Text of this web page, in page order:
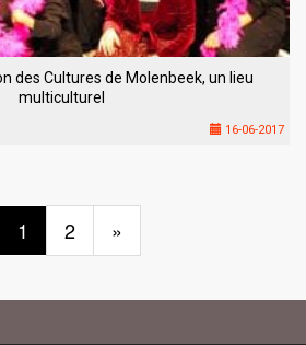
des Cultures de Molenbeek, un lieu
multiculturel
16-06-2017
1 2 »